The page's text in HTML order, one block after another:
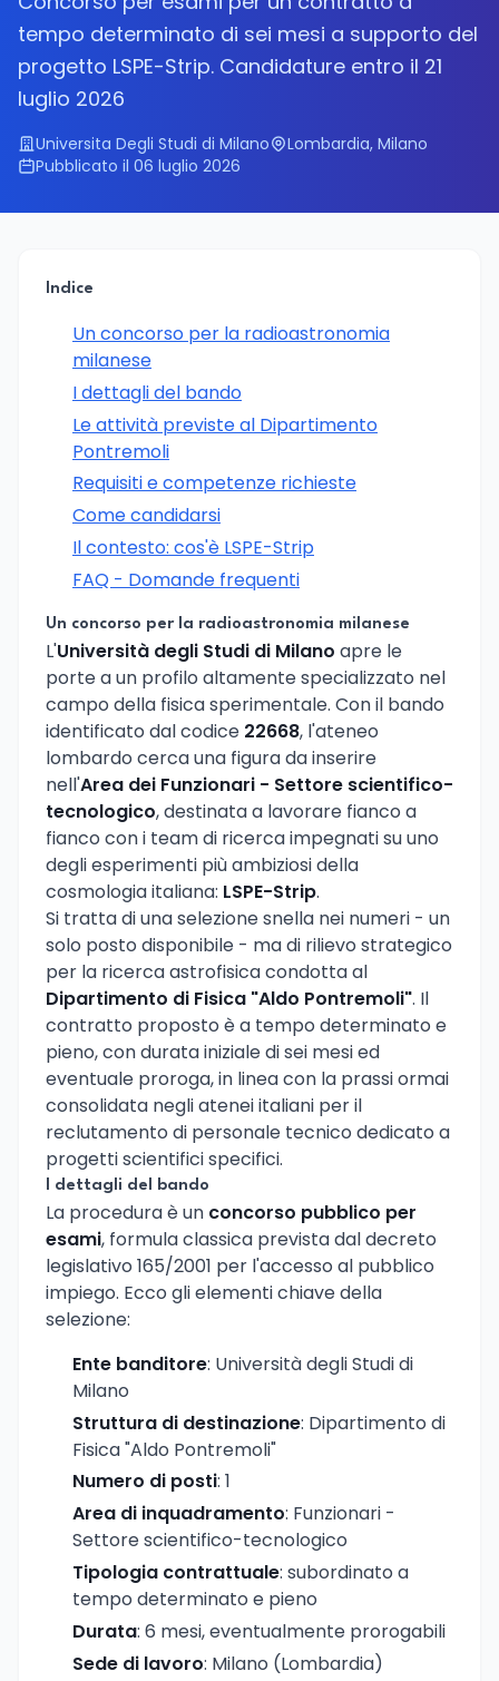
tempo determinato di sei mesi a supporto del
progetto LSPE-Strip. Candidature entro il 21
luglio 2026
Universita Degli Studi di Milano
Lombardia, Milano
Pubblicato il 06 luglio 2026
Indice
Un concorso per la radioastronomia
milanese
I dettagli del bando
Le attività previste al Dipartimento
Pontremoli
Requisiti e competenze richieste
Come candidarsi
Il contesto: cos'è LSPE-Strip
FAQ - Domande frequenti
Un concorso per la radioastronomia milanese
L'Università degli Studi di Milano apre le
porte a un profilo altamente specializzato nel
campo della fisica sperimentale. Con il bando
identificato dal codice 22668, l'ateneo
lombardo cerca una figura da inserire
nell'Area dei Funzionari - Settore scientifico-
tecnologico, destinata a lavorare fianco a
fianco con i team di ricerca impegnati su uno
degli esperimenti più ambiziosi della
cosmologia italiana: LSPE-Strip.
Si tratta di una selezione snella nei numeri - un
solo posto disponibile - ma di rilievo strategico
per la ricerca astrofisica condotta al
Dipartimento di Fisica "Aldo Pontremoli". Il
contratto proposto è a tempo determinato e
pieno, con durata iniziale di sei mesi ed
eventuale proroga, in linea con la prassi ormai
consolidata negli atenei italiani per il
reclutamento di personale tecnico dedicato a
progetti scientifici specifici.
I dettagli del bando
La procedura è un concorso pubblico per
esami, formula classica prevista dal decreto
legislativo 165/2001 per l'accesso al pubblico
impiego. Ecco gli elementi chiave della
selezione:
Ente banditore: Università degli Studi di
Milano
Struttura di destinazione: Dipartimento di
Fisica "Aldo Pontremoli"
Numero di posti: 1
Area di inquadramento: Funzionari -
Settore scientifico-tecnologico
Tipologia contrattuale: subordinato a
tempo determinato e pieno
Durata: 6 mesi, eventualmente prorogabili
Sede di lavoro: Milano (Lombardia)